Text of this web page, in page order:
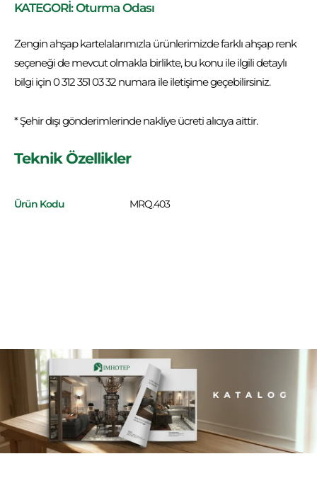
KATEGORİ: Oturma Odası
Zengin ahşap kartelalarımızla ürünlerimizde farklı ahşap renk
seçeneği de mevcut olmakla birlikte, bu konu ile ilgili detaylı
bilgi için 0 312 351 03 32 numara ile iletişime geçebilirsiniz.
* Şehir dışı gönderimlerinde nakliye ücreti alıcıya aittir.
Teknik Özellikler
Ürün Kodu MRQ.403